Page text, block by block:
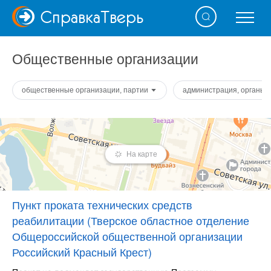
СправкаТверь
Общественные организации
общественные организации, партии администрация, органы
На карте
Пункт проката технических средств
реабилитации (Тверское областное отделение
Общероссийской общественной организации
Российский Красный Крест)